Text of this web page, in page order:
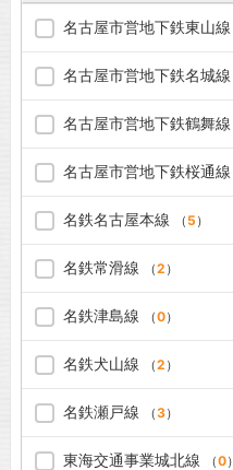
名古屋市営地下鉄東山線
名古屋市営地下鉄名城線
名古屋市営地下鉄鶴舞線
名古屋市営地下鉄桜通線
名鉄名古屋本線 （ 5 ）
名鉄常滑線 （2 ）
名鉄津島線 （0）
名鉄犬山線 （2 ）
名鉄瀬戸線 （3）
東海交通事業城北線 （0）